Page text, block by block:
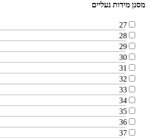
מסנן מידות נעליים
27
28
29
30
31
32
33
34
35
36
37